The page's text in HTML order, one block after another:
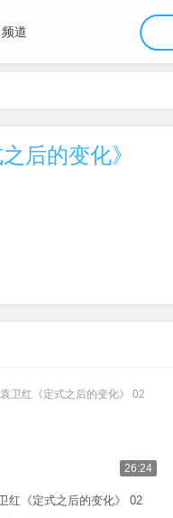
频道
后的变化》
26:24
红《定式之后的变化》 02